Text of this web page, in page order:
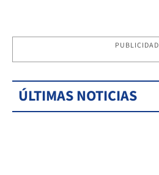
PUBLICIDAD
ÚLTIMAS NOTICIAS